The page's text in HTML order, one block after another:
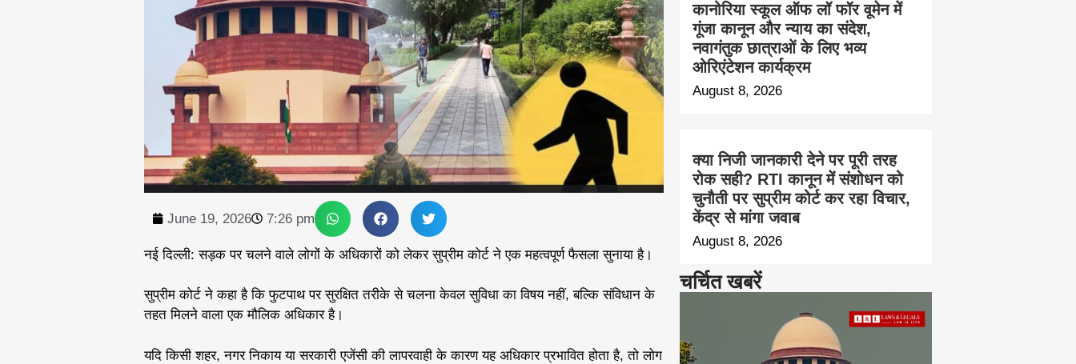
कानोरिया स्कूल ऑफ लॉ फॉर वूमेन में
गूंजा कानून और न्याय का संदेश,
नवागंतुक छात्राओं के लिए भव्य
ओरिएंटेशन कार्यक्रम
August 8, 2026
क्या निजी जानकारी देने पर पूरी तरह
रोक सही? RTI कानून में संशोधन को
चुनौती पर सुप्रीम कोर्ट कर रहा विचार,
केंद्र से मांगा जवाब
August 8, 2026
चर्चित खबरें
June 19, 2026 7:26 pm
नई दिल्ली: सड़क पर चलने वाले लोगों के अधिकारों को लेकर सुप्रीम कोर्ट ने एक महत्वपूर्ण फैसला सुनाया है।
सुप्रीम कोर्ट ने कहा है कि फुटपाथ पर सुरक्षित तरीके से चलना केवल सुविधा का विषय नहीं, बल्कि संविधान के
तहत मिलने वाला एक मौलिक अधिकार है।
यदि किसी शहर, नगर निकाय या सरकारी एजेंसी की लापरवाही के कारण यह अधिकार प्रभावित होता है, तो लोग